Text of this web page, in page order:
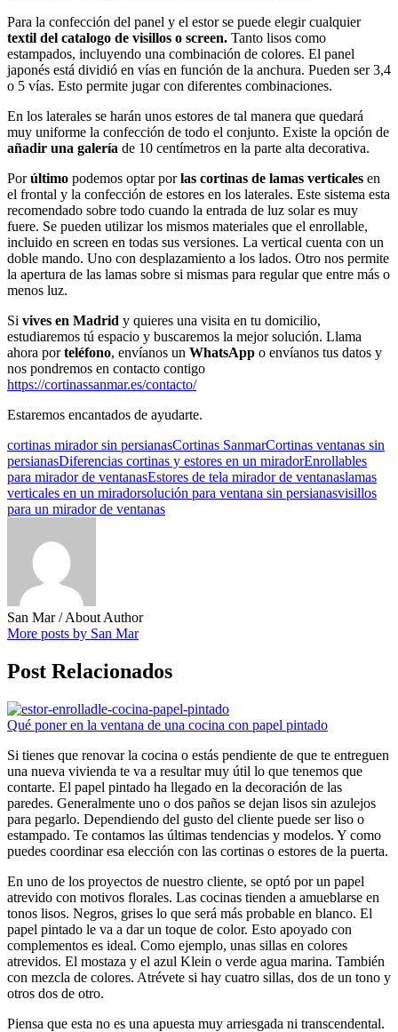
Para la confección del panel y el estor se puede elegir cualquier
textil del catalogo de visillos o screen. Tanto lisos como
estampados, incluyendo una combinación de colores. El panel
japonés está dividió en vías en función de la anchura. Pueden ser 3,4
o 5 vías. Esto permite jugar con diferentes combinaciones.
En los laterales se harán unos estores de tal manera que quedará
muy uniforme la confección de todo el conjunto. Existe la opción de
añadir una galería de 10 centímetros en la parte alta decorativa.
Porúltimo podemos optar porlas cortinas de lamas verticales en
el frontal y la confección de estores en los laterales. Este sistema esta
recomendado sobre todo cuando la entrada de luz solar es muy
fuere. Se pueden utilizar los mismos materiales que el enrollable,
incluido en screen en todas sus versiones. La vertical cuenta con un
doble mando. Uno con desplazamiento a los lados. Otro nos permite
la apertura de las lamas sobre si mismas para regular que entre más o
menos luz.
Si vives en Madrid y quieres una visita en tu domicilio,
estudiaremos tú espacio y buscaremos la mejor solución. Llama
ahora porteléfono, envíanos un WhatsApp o envíanos tus datos y
nos pondremos en contacto contigo
https://cortinassanmar.es/contacto/
Estaremos encantados de ayudarte.
cortinas mirador sin persianasCortinas SanmarCortinas ventanas sin
persianasDiferencias cortinas y estores en un miradorEnrollables
para mirador de ventanasEstores de tela mirador de ventanaslamas
verticales en un miradorsolución para ventana sin persianasvisillos
para un mirador de ventanas
San Mar/ About Author
More posts by San Mar
Post Relacionados
Qué poner en la ventana de una cocina con papel pintado
Si tienes que renovar la cocina o estás pendiente de que te entreguen
una nueva vivienda te va a resultar muy útil lo que tenemos que
contarte. El papel pintado ha llegado en la decoración de las
paredes. Generalmente uno o dos paños se dejan lisos sin azulejos
para pegarlo. Dependiendo del gusto del cliente puede ser liso o
estampado. Te contamos las últimas tendencias y modelos. Y como
puedes coordinar esa elección con las cortinas o estores de la puerta.
En uno de los proyectos de nuestro cliente, se optó por un papel
atrevido con motivos florales. Las cocinas tienden a amueblarse en
tonos lisos. Negros, grises lo que será más probable en blanco. El
papel pintado le va a dar un toque de color. Esto apoyado con
complementos es ideal. Como ejemplo, unas sillas en colores
atrevidos. El mostaza y el azul Klein o verde agua marina. También
con mezcla de colores. Atrévete si hay cuatro sillas, dos de un tono y
otros dos de otro.
Piensa que esta no es una apuesta muy arriesgada ni transcendental.